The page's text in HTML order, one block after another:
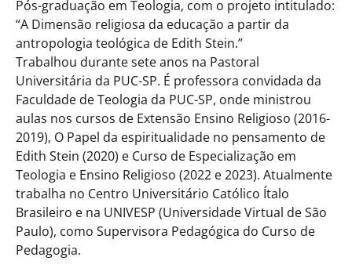
Pós-graduação em Teologia, com o projeto intitulado:
“A Dimensão religiosa da educação a partir da
antropologia teológica de Edith Stein.”
Trabalhou durante sete anos na Pastoral
Universitária da PUC-SP. É professora convidada da
Faculdade de Teologia da PUC-SP, onde ministrou
aulas nos cursos de Extensão Ensino Religioso (2016-
2019), O Papel da espiritualidade no pensamento de
Edith Stein (2020) e Curso de Especialização em
Teologia e Ensino Religioso (2022 e 2023). Atualmente
trabalha no Centro Universitário Católico Ítalo
Brasileiro e na UNIVESP (Universidade Virtual de São
Paulo), como Supervisora Pedagógica do Curso de
Pedagogia.